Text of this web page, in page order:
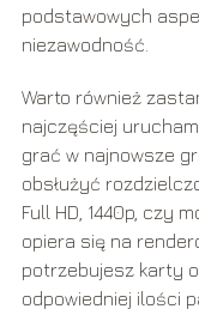
podstawowych
niezawodność.
Warto również
najczęściej
grać w najnowsze
obsłużyć
Full HD, 1440p, czy
opiera się na
potrzebujesz karty
odpowiedniej ilości